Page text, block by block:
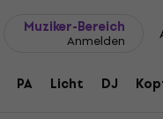
Muziker-Bereich
Anmelden
PA Licht DJ